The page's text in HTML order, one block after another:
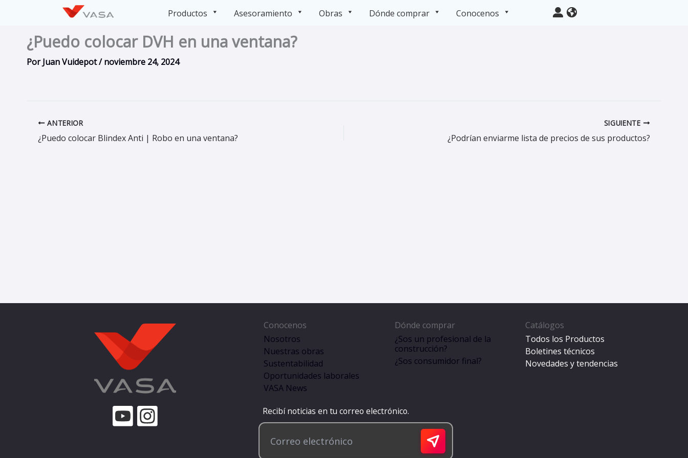
contenido
Productos Asesoramiento Obras Dónde comprar Conocenos
¿Puedo colocar DVH en una ventana?
PorJuan Vuidepot/noviembre 24, 2024
ANTERIOR
¿Puedo colocar Blindex Anti | Robo en una ventana?
SIGUIENTE
¿Podrían enviarme lista de precios de sus productos?
Conocenos
Nosotros
Nuestras obras
Sustentabilidad
Oportunidades laborales
VASA News
Dónde comprar
¿Sos un profesional de la
construcción?
¿Sos consumidor final?
Catálogos
Todos los Productos
Boletines técnicos
Novedades y tendencias
Recibí noticias en tu correo electrónico.